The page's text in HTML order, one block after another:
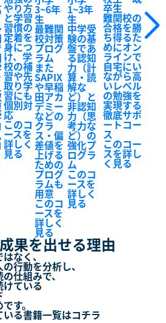
やり方
と学習
習慣の
定着を
身につ
け、学
校の補
習や先
取り学
習にも
個別対
応
このコ
ースを
詳しく
見る
3~6年
生
最難関
校対策
プログ
ラム
また
SAPIX
や早稲
田アカ
デミー
などの
クラ
ス・偏
差値を
上げる
ための
プログ
ラムも
用意
このコ
ースを
詳しく
見る
1~3年
生
中学受
験の基
盤であ
る認知
力（計
算・読
解な
ど）と
非認知
力（思
考力な
ど）の
強化プ
ログラ
ム
このコ
ースを
詳しく
見る
卒生
難関校の
合格を勝
ち得るた
めにオン
ラインで
自宅にい
ながら高
いレベル
の勉強を
実現する
徹底サポ
ートコー
ス
このコー
スを詳し
く見る
成果を出せる理由
なく、
行動を分析し、
仕組みで、
ている
す。
る書籍一覧はコチラ